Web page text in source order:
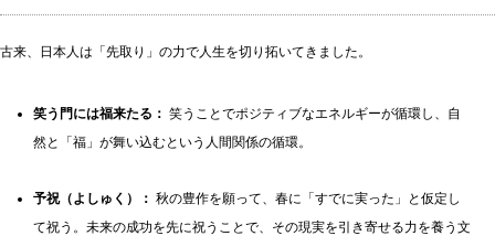
古来、日本人は「先取り」の力で人生を切り拓いてきました。
笑う門には福来たる： 笑うことでポジティブなエネルギーが循環し、自
然と「福」が舞い込むという人間関係の循環。
予祝（よしゅく）： 秋の豊作を願って、春に「すでに実った」と仮定し
て祝う。未来の成功を先に祝うことで、その現実を引き寄せる力を養う文